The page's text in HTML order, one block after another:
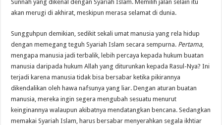
Sunnah yang dikenal dengan Syariah Islam. Memilih jalan selain itu
akan merugi di akhirat, meskipun merasa selamat di dunia.
Sungguhpun demikian, sedikit sekali umat manusia yang rela hidup
dengan memegang teguh Syariah Islam secara sempurna. Pertama,
mengapa manusia jadi terbalik, lebih percaya kepada hukum buatan
manusia daripada hukum Allah yang diturunkan kepada Rasul-Nya? Ini
terjadi karena manusia tidak bisa bersabar ketika pikirannya
dikendalikan oleh hawa nafsunya yang liar. Dengan aturan buatan
manusia, mereka ingin segera mengubah sesuatu menurut
keinginannya walaupun akibatnya mendatangkan bencana. Sedangkan
memakai Syariah Islam, harus bersabar menyerahkan segala ikhtiar